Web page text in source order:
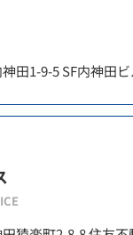
田1-9-5 SF内神田ビ